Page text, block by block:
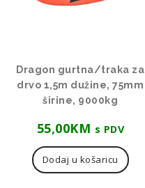
Dragon gurtna/traka za
drvo 1,5m dužine, 75mm
širine, 9000kg
55,00KM s PDV
Dodaj u košaricu